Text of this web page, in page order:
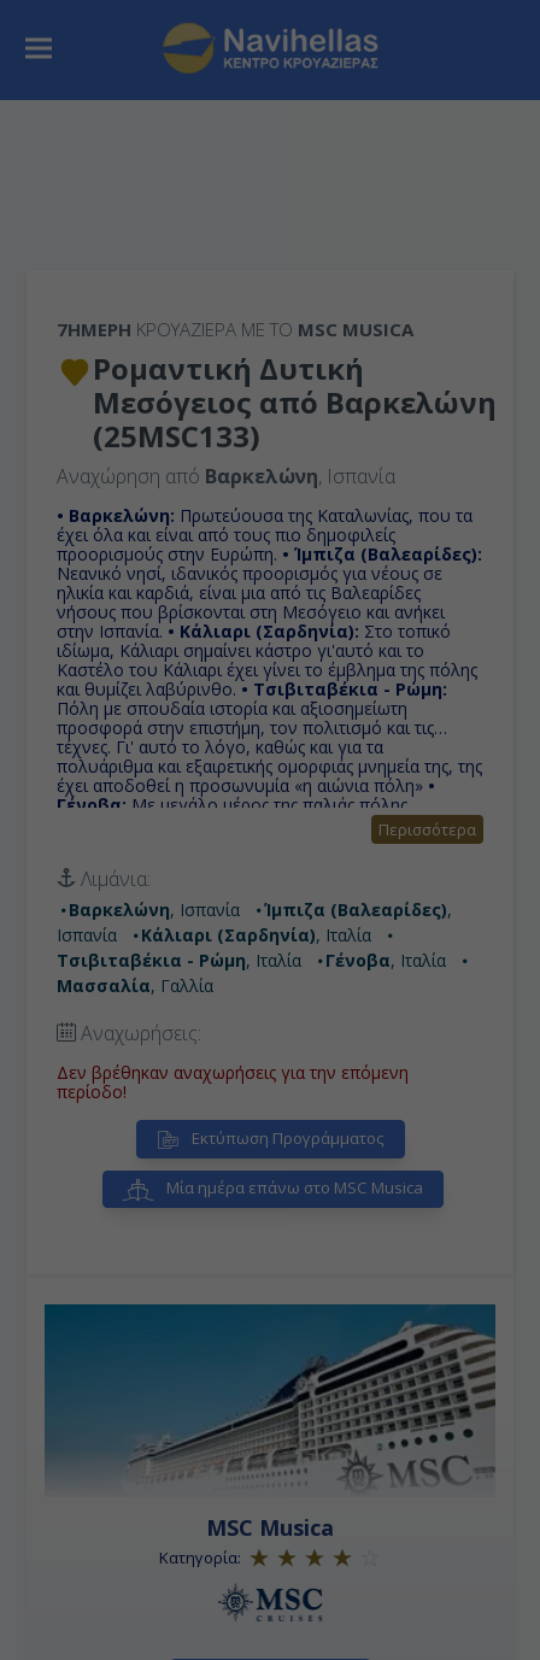
7ΉΜΕΡΗ ΚΡΟΥΑΖΙΕΡΑ ΜΕ ΤΟ MSC MUSICA
Ρομαντική Δυτική
Μεσόγειος από Βαρκελώνη
(25MSC133)
Αναχώρηση από Βαρκελώνη, Ισπανία
• Βαρκελώνη: Πρωτεύουσα της Καταλωνίας, που τα
έχει όλα και είναι από τους πιο δημοφιλείς
προορισμούς στην Ευρώπη. • Ίμπιζα (Βαλεαρίδες):
Nεανικό νησί, ιδανικός προορισμός για νέους σε
ηλικία και καρδιά, είναι μια από τις Βαλεαρίδες
νήσους που βρίσκονται στη Μεσόγειο και ανήκει
στην Ισπανία. • Κάλιαρι (Σαρδηνία): Στο τοπικό
ιδίωμα, Κάλιαρι σημαίνει κάστρο γι'αυτό και το
Καστέλο του Κάλιαρι έχει γίνει το έμβλημα της πόλης
και θυμίζει λαβύρινθο.• Τσιβιταβέκια - Ρώμη:
Πόλη με σπουδαία ιστορία και αξιοσημείωτη
προσφορά στην επιστήμη, τον πολιτισμό και τις
τέχνες. Γι' αυτό το λόγο, καθώς και για τα
πολυάριθμα και εξαιρετικής ομορφιάς μνημεία της, της
έχει αποδοθεί η προσωνυμία «η αιώνια πόλη» •
Γένοβα: Με μεγάλο μέρος της παλιάς πόλης
προστατευμένο από την Ουνέσκο ως μνημείο
πολιτιστικής κληρονομιάς, δικαίως απέκτησε το
προσωνύμιο "la Superba" λόγω του ένδοξου
παρελθόντος καθώς και των εντυπωσιακών
αξιοθεάτων της πόλης. • Μασσαλία:Με άρωμα
Ιστορίας και κοσμοπολιτισμό γαλλικού Νότου, ένα
σταυροδρόμι πολιτισμών και πληθυσμών, χάρη στο
πασίγνωστο λιμάνι της, είναι και η παλιότερη πόλη
της Γαλλίας, με δυνατή ιστορία 26 αιώνων.
Περισσότερα
Λιμάνια:
Βαρκελώνη, Ισπανία Ίμπιζα (Βαλεαρίδες),
Ισπανία
Κάλιαρι (Σαρδηνία), Ιταλία
Τσιβιταβέκια - Ρώμη, Ιταλία Γένοβα, Ιταλία
Μασσαλία, Γαλλία
Αναχωρήσεις:
Δεν βρέθηκαν αναχωρήσεις για την επόμενη
περίοδο!
Εκτύπωση Προγράμματος
Μία ημέρα επάνω στο MSC Musica
MSC Musica
Κατηγορία: